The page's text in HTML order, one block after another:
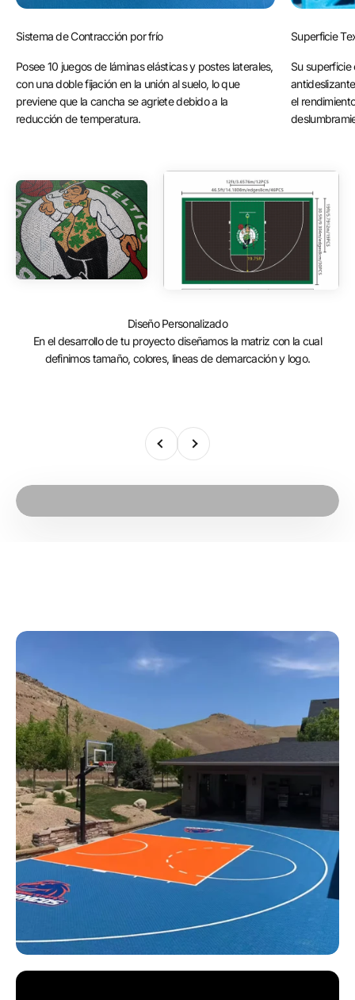
Sistema de Contracción por frío
Posee 10 juegos de láminas elásticas y postes laterales,
con una doble fijación en la unión al suelo, lo que
previene que la cancha se agriete debido a la
reducción de temperatura.
Superficie
Su
el
Diseño Personalizado
En el desarrollo de tu proyecto diseñamos la matriz con la cual
definimos tamaño, colores, lineas de demarcación y logo.
AnteriorSiguiente